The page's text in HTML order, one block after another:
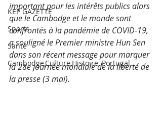
KEP GAZETTE
Sports
Santé
Cambodge,Culture,Histoire, Portugal
important pour les intérêts publics alors
que le Cambodge et le monde sont
confrontés à la pandémie de COVID-19,
a souligné le Premier ministre Hun Sen
dans son récent message pour marquer
la 28e Journée mondiale de la liberté de
la presse (3 mai).